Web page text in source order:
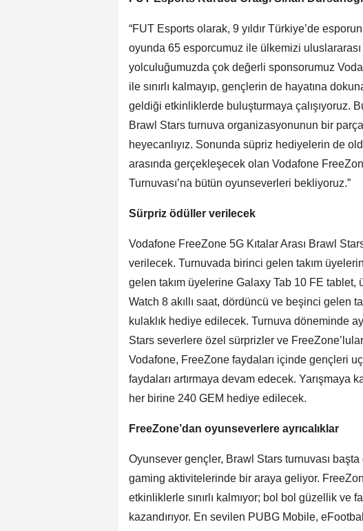
“FUT Esports olarak, 9 yıldır Türkiye’de
oyunda 65 esporcumuz ile ülkemizi
yolculuğumuzda çok değerli sponsorumuz
ile sınırlı kalmayıp, gençlerin de hayatına
geldiği etkinliklerde buluşturmaya çalışıyoruz.
Brawl Stars turnuva organizasyonunun bir
heyecanlıyız. Sonunda süpriz hediyelerin de
arasında gerçekleşecek olan Vodafone
Turnuvası’na bütün oyunseverleri bekliyoruz.”
Sürpriz ödüller verilecek
Vodafone FreeZone 5G Kıtalar Arası Brawl
verilecek. Turnuvada birinci gelen takım
gelen takım üyelerine Galaxy Tab 10 FE tablet,
Watch 8 akıllı saat, dördüncü ve beşinci gelen
kulaklık hediye edilecek. Turnuva döneminde
Stars severlere özel sürprizler ve
Vodafone, FreeZone faydaları içinde gençleri
faydaları artırmaya devam edecek. Yarışmaya
her birine 240 GEM hediye edilecek.
FreeZone’dan oyunseverlere ayrıcalıklar
Oyunsever gençler, Brawl Stars turnuvası
gaming aktivitelerinde bir araya geliyor.
etkinliklerle sınırlı kalmıyor; bol bol güzellik ve
kazandırıyor. En sevilen PUBG Mobile,